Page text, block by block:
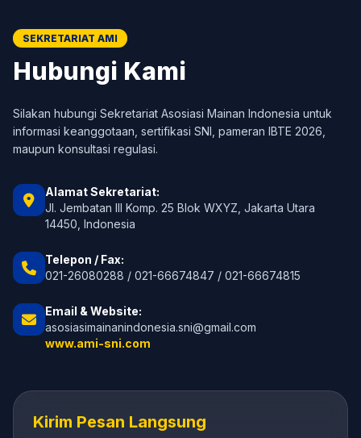
SEKRETARIAT AMI
Hubungi Kami
Silakan hubungi Sekretariat Asosiasi Mainan Indonesia untuk
informasi keanggotaan, sertifikasi SNI, pameran IBTE 2026,
maupun konsultasi regulasi.
Alamat Sekretariat:
Jl. Jembatan III Komp. 25 Blok WXYZ, Jakarta Utara
14450, Indonesia
Telepon / Fax:
021-26080288 / 021-66674847 / 021-66674815
Email & Website:
asosiasimainanindonesia.sni@gmail.com
www.ami-sni.com
Kirim Pesan Langsung